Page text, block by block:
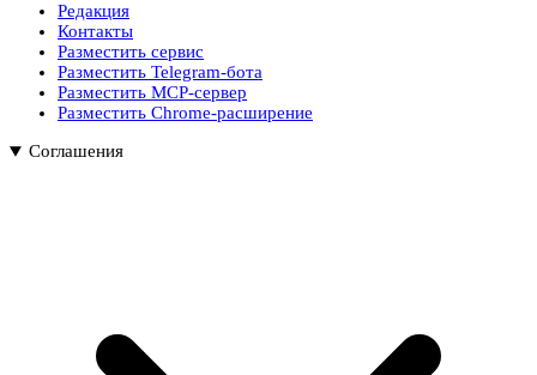
Редакция
Контакты
Разместить сервис
Разместить Telegram-бота
Разместить MCP-сервер
Разместить Chrome-расширение
Соглашения